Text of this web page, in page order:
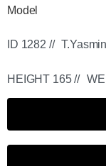
Model
ID 1282 //
HEIGHT 165 //